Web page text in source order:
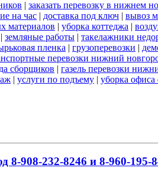
| заказать перевозку в нижнем
на час | доставка под ключ | вывоз
материалов | уборка коттеджа |
| земляные работы | такелажники
пленка | грузоперевозки |
перевозки нижний
сборщиков | газель перевозки
| услуги по подъему | уборка офиса
8-908-232-8246 и 8-960-195-